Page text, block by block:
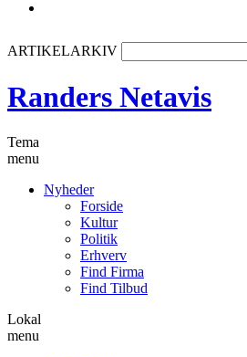
ARTIKELARKIV
Randers Netavis
Tema
menu
Nyheder
Forside
Kultur
Politik
Erhverv
Find Firma
Find Tilbud
Lokal
menu